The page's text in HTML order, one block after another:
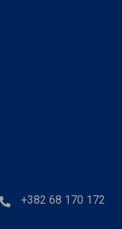
+382 68 170 172